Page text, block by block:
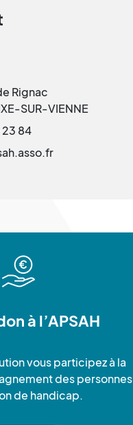
Rignac
SUR-VIENNE
84
à l’APSAH
vous participez à la
des personnes
de handicap.